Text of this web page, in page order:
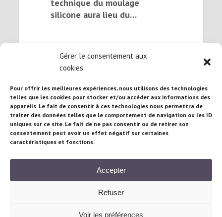
Gérer le consentement aux
cookies
Pour offrir les meilleures expériences, nous utilisons des technologies
telles que les cookies pour stocker et/ou accéder aux informations des
appareils. Le fait de consentir à ces technologies nous permettra de
traiter des données telles que le comportement de navigation ou les ID
uniques sur ce site. Le fait de ne pas consentir ou de retirer son
consentement peut avoir un effet négatif sur certaines
caractéristiques et fonctions.
Accepter
Refuser
Voir les préférences
technique du moulage
silicone aura lieu du…
Atelier Brigitte Brandeau : 71 rue Maubeuge,
75010 Paris – France
Téléphone :+33/(0) 681 95 16 97| Email :
b.brandeau@gmail.com
© Cours-Sculpture-Paris.com 2021